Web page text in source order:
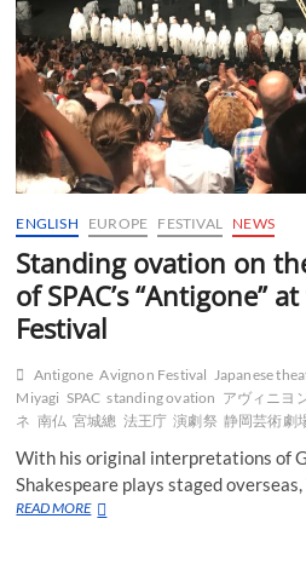
ENGLISH EUROPE FESTIVAL NEWS
Standing ovation on
of SPAC’s “Antigone”
Festival
Antigone Avignon Festival Japanese
Miyagi SPAC standing ovation アヴィニヨ
ネ 南仏 宮城總 法王庁 演劇祭 静岡芸術劇
With his original interpretations of
Shakespeare plays staged
READ MOREStanding